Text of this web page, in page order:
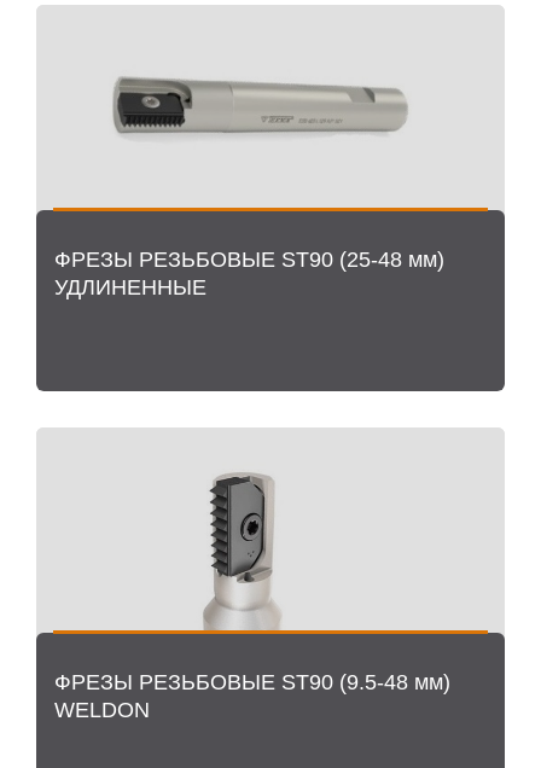
ФРЕЗЫ РЕЗЬБОВЫЕ ST90 (25-48 мм)
УДЛИНЕННЫЕ
ФРЕЗЫ РЕЗЬБОВЫЕ ST90 (9.5-48 мм)
WELDON